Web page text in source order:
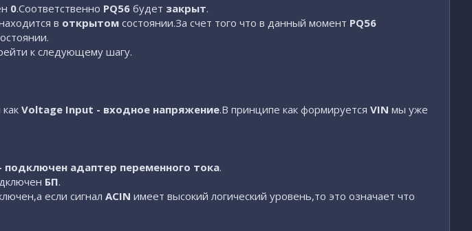
0.Соответственно PQ56 будет закрыт.
в открытом состоянии.За счет того что в данный момент PQ56
к следующему шагу.
Voltage Input - входное напряжение.В принципе как формируется VIN мы уже
адаптер переменного тока.
БП.
если сигнал ACIN имеет высокий логический уровень,то это означает что